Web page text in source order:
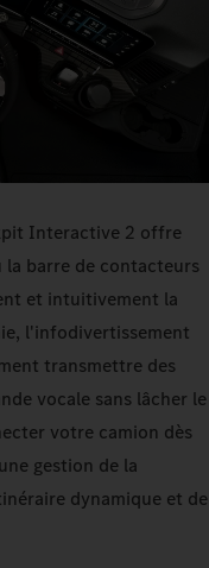
Interactive 2 offre
barre de contacteurs
et intuitivement la
l'infodivertissement
transmettre des
vocale sans lâcher le
votre camion dès
gestion de la
dynamique et de